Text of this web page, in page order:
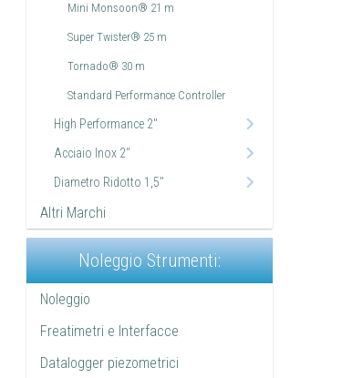
Mini Monsoon® 21 m
Super Twister® 25 m
Tornado® 30 m
Standard Performance Controller
High Performance 2"
Acciaio Inox 2"
Diametro Ridotto 1,5"
Altri Marchi
Noleggio Strumenti:
Noleggio
Freatimetri e Interfacce
Datalogger piezometrici